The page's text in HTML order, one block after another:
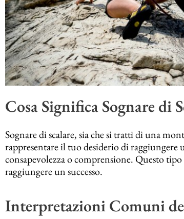
Cosa Significa Sognare di
Sognare di scalare, sia che si tratti di una
rappresentare il tuo desiderio di
consapevolezza o comprensione. Questo
raggiungere un successo.
Interpretazioni Comuni